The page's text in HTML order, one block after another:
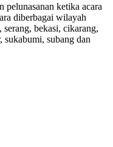
pelunasanan ketika acara
diberbagai wilayah
bekasi, cikarang,
subang dan